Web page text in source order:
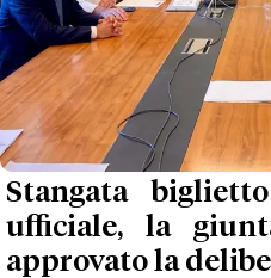
Stangata
ufficiale, la
approvato la